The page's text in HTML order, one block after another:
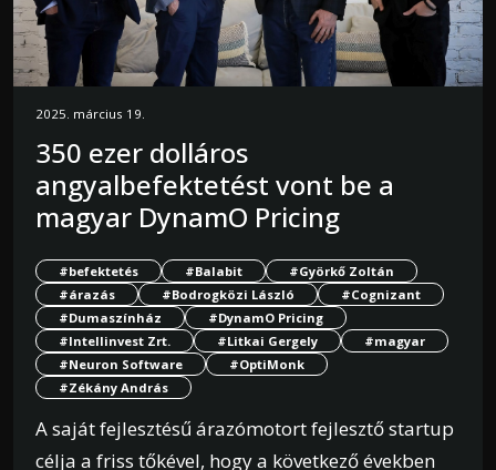
2025. március 19.
350 ezer dolláros
angyalbefektetést vont be a
magyar DynamO Pricing
#befektetés #Balabit
#Györkő Zoltán
#árazás
#Bodrogközi László
#Cognizant
#Dumaszínház
#DynamO Pricing
#Intellinvest Zrt.
#Litkai Gergely
#magyar
#Neuron Software
#OptiMonk
#Zékány András
A saját fejlesztésű árazómotort fejlesztő startup
célja a friss tőkével, hogy a következő években